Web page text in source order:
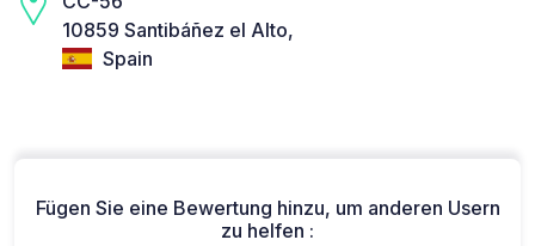
10859 Santibáñez el Alto,
Spain
Fügen Sie eine Bewertung hinzu, um anderen Usern
zu helfen :